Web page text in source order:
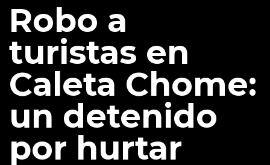
Robo a
turistas en
Caleta Chome:
un detenido
por hurtar